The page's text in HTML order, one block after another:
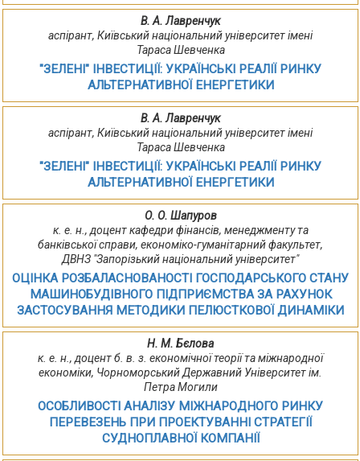
В. А. Лавренчук
аспірант, Київський національний університет імені
Тараса Шевченка
"ЗЕЛЕНІ" ІНВЕСТИЦІЇ: УКРАЇНСЬКІ РЕАЛІЇ РИНКУ
АЛЬТЕРНАТИВНОЇ ЕНЕРГЕТИКИ
В. А. Лавренчук
аспірант, Київський національний університет імені
Тараса Шевченка
"ЗЕЛЕНІ" ІНВЕСТИЦІЇ: УКРАЇНСЬКІ РЕАЛІЇ РИНКУ
АЛЬТЕРНАТИВНОЇ ЕНЕРГЕТИКИ
О. О. Шапуров
к. е. н., доцент кафедри фінансів, менеджменту та
банківської справи, економіко-гуманітарний факультет,
ДВНЗ "Запорізький національний університет"
ОЦІНКА РОЗБАЛАСНОВАНОСТІ ГОСПОДАРСЬКОГО СТАНУ
МАШИНОБУДІВНОГО ПІДПРИЄМСТВА ЗА РАХУНОК
ЗАСТОСУВАННЯ МЕТОДИКИ ПЕЛЮСТКОВОЇ ДИНАМІКИ
Н. М. Бєлова
к. е. н., доцент б. в. з. економічної теорії та міжнародної
економіки, Чорноморський Державний Університет ім.
Петра Могили
ОСОБЛИВОСТІ АНАЛІЗУ МІЖНАРОДНОГО РИНКУ
ПЕРЕВЕЗЕНЬ ПРИ ПРОЕКТУВАННІ СТРАТЕГІЇ
СУДНОПЛАВНОЇ КОМПАНІЇ